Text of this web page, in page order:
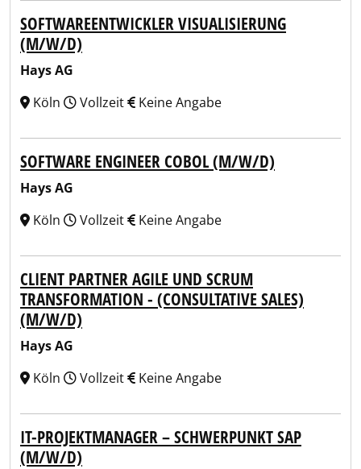
SOFTWAREENTWICKLER VISUALISIERUNG
(M/W/D)
Hays AG
Köln
Vollzeit Keine Angabe
SOFTWARE ENGINEER COBOL (M/W/D)
Hays AG
Köln
Vollzeit Keine Angabe
CLIENT PARTNER AGILE UND SCRUM
TRANSFORMATION - (CONSULTATIVE SALES)
(M/W/D)
Hays AG
Köln
Vollzeit Keine Angabe
IT-PROJEKTMANAGER – SCHWERPUNKT SAP
(M/W/D)